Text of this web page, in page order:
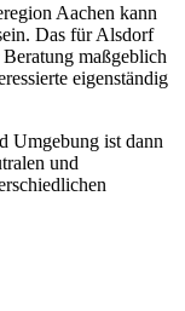
Aachen kann
Das für Alsdorf
maßgeblich
eigenständig
Umgebung ist dann
und